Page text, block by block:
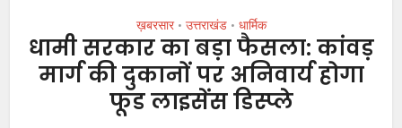
ख़बरसार • उत्तराखंड • धार्मिक
धामी सरकार का बड़ा फैसला: कांवड़
मार्ग की दुकानों पर अनिवार्य होगा
फूड लाइसेंस डिस्प्ले